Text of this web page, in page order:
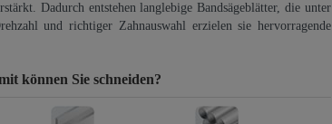
Dadurch entstehen langlebige Bandsägeblätter, die unter
und richtiger Zahnauswahl erzielen sie hervorragende
können Sie schneiden?